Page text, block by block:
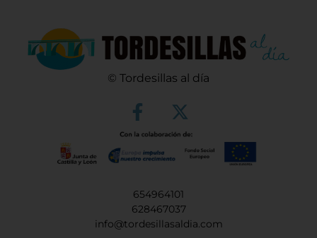
© Tordesillas al día
654964101
628467037
info@tordesillasaldia.com